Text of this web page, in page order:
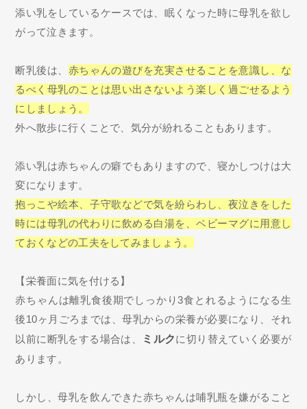
添い乳をしているケースでは、眠くなった時に母乳を欲し
がって泣きます。
断乳後は、 赤ちゃんの遊びを充実させることを意識し、な
るべく母乳のことは思い出さないよう楽しく過ごせるよう
にしましょう。
外へ散歩に行くことで、気分が紛れることもあります。
添い乳は赤ちゃんの癖でもありますので、寝かしつけは大
変になります。
抱っこや絵本、子守歌などで気を紛らわし、夜泣きをした
時には母乳の代わりに飲める白湯を、ベビーマグに用意し
ておくなどの工夫をしてみましょう。
【栄養面に気を付ける】
赤ちゃんは離乳食後期でしっかり3食とれるようになる生
後10ヶ月ごろまでは、母乳からの栄養が必要になり、それ
以前に断乳をする場合は、
ミルクに切り替えていく必要が
あります。
しかし、母乳を飲んできた赤ちゃんは哺乳瓶を嫌がること